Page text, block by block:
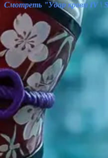
Смотреть "Удар крови IV \